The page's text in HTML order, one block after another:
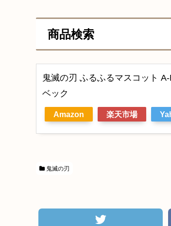
商品検索
鬼滅の刃 ふるふるマスコット
ベック
Amazon 楽天市場
鬼滅の刃